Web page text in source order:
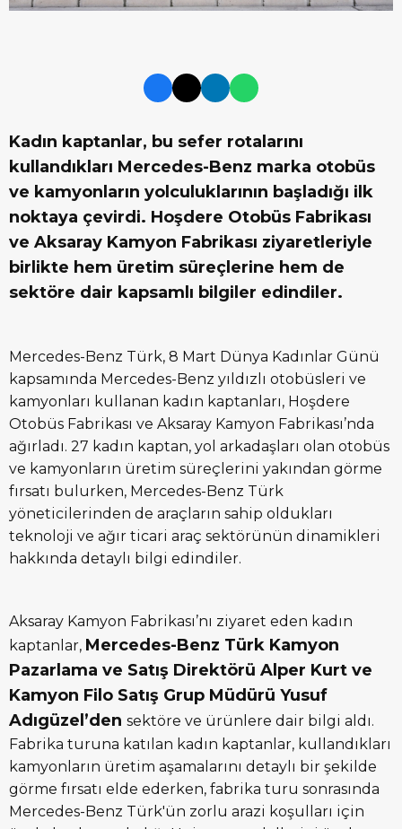
Kadın kaptanlar, bu sefer rotalarını
kullandıkları Mercedes-Benz marka otobüs
ve kamyonların yolculuklarının başladığı ilk
noktaya çevirdi. Hoşdere Otobüs Fabrikası
ve Aksaray Kamyon Fabrikası ziyaretleriyle
birlikte hem üretim süreçlerine hem de
sektöre dair kapsamlı bilgiler edindiler.
Mercedes-Benz Türk, 8 Mart Dünya Kadınlar Günü
kapsamında Mercedes-Benz yıldızlı otobüsleri ve
kamyonları kullanan kadın kaptanları, Hoşdere
Otobüs Fabrikası ve Aksaray Kamyon Fabrikası’nda
ağırladı. 27 kadın kaptan, yol arkadaşları olan otobüs
ve kamyonların üretim süreçlerini yakından görme
fırsatı bulurken, Mercedes-Benz Türk
yöneticilerinden de araçların sahip oldukları
teknoloji ve ağır ticari araç sektörünün dinamikleri
hakkında detaylı bilgi edindiler.
Aksaray Kamyon Fabrikası’nı ziyaret eden kadın
kaptanlar, Mercedes-Benz Türk Kamyon
Pazarlama ve Satış Direktörü Alper Kurt ve
Kamyon Filo Satış Grup Müdürü Yusuf
Adıgüzel’den sektöre ve ürünlere dair bilgi aldı.
Fabrika turuna katılan kadın kaptanlar, kullandıkları
kamyonların üretim aşamalarını detaylı bir şekilde
görme fırsatı elde ederken, fabrika turu sonrasında
Mercedes-Benz Türk'ün zorlu arazi koşulları için